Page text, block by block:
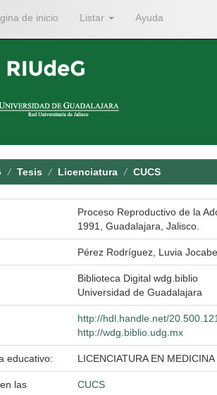
de inicio Listar Ayuda
Tesis Licenciatura CUCS
Proceso Reproductivo de la
1991, Guadalajara, Jalisco.
Pérez Rodríguez, Luvia
Biblioteca Digital wdg.biblio
Universidad de Guadalajara
http://hdl.handle.net/
http://wdg.biblio.udg.mx
educativo: LICENCIATURA EN MEDICINA
las
CUCS